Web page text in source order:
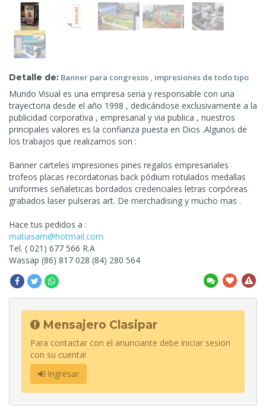
Detalle de: Banner para congresos , impresiones de todotipo
Mundo Visual es una empresa seria y responsable con una
trayectoria desde el año 1998 , dedicándose exclusivamente a la
publicidad corporativa , empresarial y via publica , nuestros
principales valores es la confianza puesta en Dios .Algunos de
los trabajos que realizamos son :
Banner carteles impresiones pines regalos empresariales
trofeos placas recordatorias back pódium rotulados medallas
uniformes señaleticas bordados credenciales letras corpóreas
grabados laser pulseras art. De merchadising y mucho mas .
Hace tus pedidos a :
matiasam@hotmail.com
Tel. ( 021) 677 566 R.A
Wassap (86) 817 028 (84) 280 564
Mensajero Clasipar
Para contactar con el anunciante debe iniciar sesion
con su cuenta!
Ingresar